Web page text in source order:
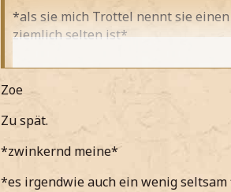
*als sie mich Trottel nennt sie
ziemlich selten ist*
nenn mich nicht Trottel Zoe, das
*dann aber ziemlich gelassen sage*
*leicht die Augen verdrehe als sie
*sie dann noch darauf zusprechen
eben*
Zoe
Zu spät.
*zwinkernd meine*
*es irgendwie auch ein wenig